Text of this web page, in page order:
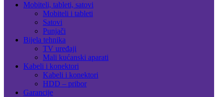
Mobiteli, tableti, satovi
Mobiteli i tableti
Satovi
Punjači
Bijela tehnika
TV uređaji
Mali kućanski aparati
Kabeli i konektori
Kabeli i konektori
HDD – pribor
Garancije